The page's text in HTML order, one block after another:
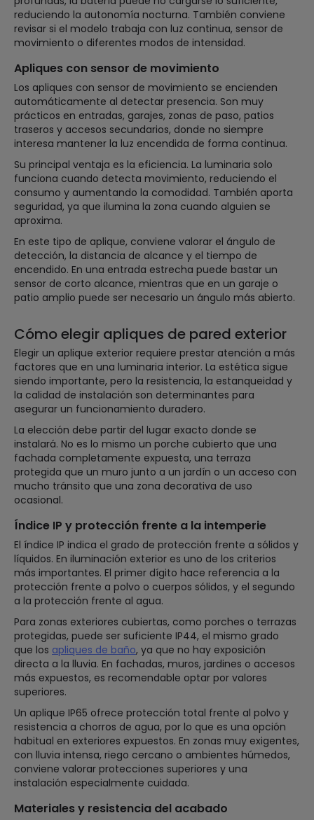
reduciendo la autonomía nocturna. También conviene
revisar si el modelo trabaja con luz continua, sensor de
movimiento o diferentes modos de intensidad.
Apliques con sensor de movimiento
Los apliques con sensor de movimiento se encienden
automáticamente al detectar presencia. Son muy
prácticos en entradas, garajes, zonas de paso, patios
traseros y accesos secundarios, donde no siempre
interesa mantener la luz encendida de forma continua.
Su principal ventaja es la eficiencia. La luminaria solo
funciona cuando detecta movimiento, reduciendo el
consumo y aumentando la comodidad. También aporta
seguridad, ya que ilumina la zona cuando alguien se
aproxima.
En este tipo de aplique, conviene valorar el ángulo de
detección, la distancia de alcance y el tiempo de
encendido. En una entrada estrecha puede bastar un
sensor de corto alcance, mientras que en un garaje o
patio amplio puede ser necesario un ángulo más abierto.
Cómo elegir apliques de pared exterior
Elegir un aplique exterior requiere prestar atención a más
factores que en una luminaria interior. La estética sigue
siendo importante, pero la resistencia, la estanqueidad y
la calidad de instalación son determinantes para
asegurar un funcionamiento duradero.
La elección debe partir del lugar exacto donde se
instalará. No es lo mismo un porche cubierto que una
fachada completamente expuesta, una terraza
protegida que un muro junto a un jardín o un acceso con
mucho tránsito que una zona decorativa de uso
ocasional.
Índice IP y protección frente a la intemperie
El índice IP indica el grado de protección frente a sólidos y
líquidos. En iluminación exterior es uno de los criterios
más importantes. El primer dígito hace referencia a la
protección frente a polvo o cuerpos sólidos, y el segundo
a la protección frente al agua.
Para zonas exteriores cubiertas, como porches o terrazas
protegidas, puede ser suficiente IP44, el mismo grado
que los apliques de baño, ya que no hay exposición
directa a la lluvia. En fachadas, muros, jardines o accesos
más expuestos, es recomendable optar por valores
superiores.
Un aplique IP65 ofrece protección total frente al polvo y
resistencia a chorros de agua, por lo que es una opción
habitual en exteriores expuestos. En zonas muy exigentes,
con lluvia intensa, riego cercano o ambientes húmedos,
conviene valorar protecciones superiores y una
instalación especialmente cuidada.
Materiales y resistencia del acabado